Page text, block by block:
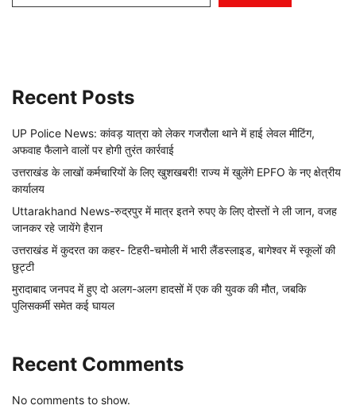
Recent Posts
UP Police News: कांवड़ यात्रा को लेकर गजरौला थाने में हाई लेवल मीटिंग,
अफवाह फैलाने वालों पर होगी तुरंत कार्रवाई
उत्तराखंड के लाखों कर्मचारियों के लिए खुशखबरी! राज्य में खुलेंगे EPFO के नए क्षेत्रीय
कार्यालय
Uttarakhand News-रुद्रपुर में मात्र इतने रुपए के लिए दोस्तों ने ली जान, वजह
जानकर रहे जायेंगे हैरान
उत्तराखंड में कुदरत का कहर- टिहरी-चमोली में भारी लैंडस्लाइड, बागेश्वर में स्कूलों की
छुट्टी
मुरादाबाद जनपद में हुए दो अलग-अलग हादसों में एक की युवक की मौत, जबकि
पुलिसकर्मी समेत कई घायल
Recent Comments
No comments to show.